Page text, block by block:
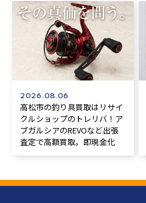
2026.08.06
高松市の釣り具買取はリサイ
クルショップのトレリバ！ア
ブガルシアのREVOなど出張
査定で高額買取。即現金化